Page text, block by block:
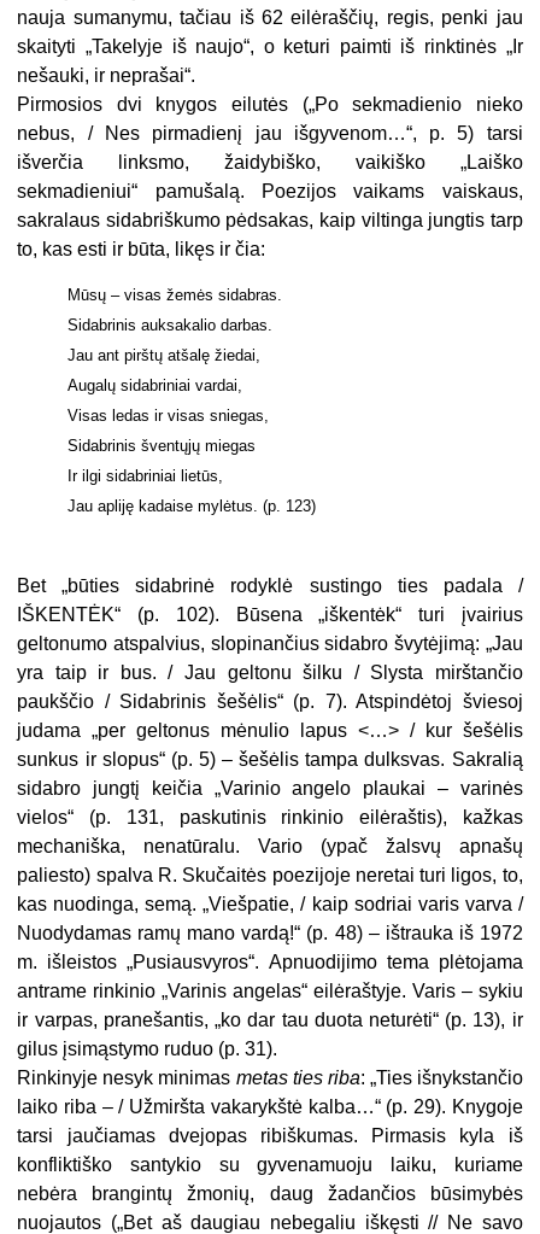
nauja sumanymu, tačiau iš 62 eilėraščių, regis, penki jau
skaityti „Takelyje iš naujo“, o keturi paimti iš rinktinės „Ir
nešauki, ir neprašai“.
Pirmosios dvi knygos eilutės („Po sekmadienio nieko
nebus, / Nes pirmadienį jau išgyvenom…“, p. 5) tarsi
išverčia linksmo, žaidybiško, vaikiško „Laiško
sekmadieniui“ pamušalą. Poezijos vaikams vaiskaus,
sakralaus sidabriškumo pėdsakas, kaip viltinga jungtis tarp
to, kas esti ir būta, likęs ir čia:
Mūsų – visas žemės sidabras.
Sidabrinis auksakalio darbas.
Jau ant pirštų atšalę žiedai,
Augalų sidabriniai vardai,
Visas ledas ir visas sniegas,
Sidabrinis šventųjų miegas
Ir ilgi sidabriniai lietūs,
Jau apliję kadaise mylėtus. (p. 123)
Bet „būties sidabrinė rodyklė sustingo ties padala /
IŠKENTĖK“ (p. 102). Būsena „iškentėk“ turi įvairius
geltonumo atspalvius, slopinančius sidabro švytėjimą: „Jau
yra taip ir bus. / Jau geltonu šilku / Slysta mirštančio
paukščio / Sidabrinis šešėlis“ (p. 7). Atspindėtoj šviesoj
judama „per geltonus mėnulio lapus <…> / kur šešėlis
sunkus ir slopus“ (p. 5) – šešėlis tampa dulksvas. Sakralią
sidabro jungtį keičia „Varinio angelo plaukai – varinės
vielos“ (p. 131, paskutinis rinkinio eilėraštis), kažkas
mechaniška, nenatūralu. Vario (ypač žalsvų apnašų
paliesto) spalva R. Skučaitės poezijoje neretai turi ligos, to,
kas nuodinga, semą. „Viešpatie, / kaip sodriai varis varva /
Nuodydamas ramų mano vardą!“ (p. 48) – ištrauka iš 1972
m. išleistos „Pusiausvyros“. Apnuodijimo tema plėtojama
antrame rinkinio „Varinis angelas“ eilėraštyje. Varis – sykiu
ir varpas, pranešantis, „ko dar tau duota neturėti“ (p. 13), ir
gilus įsimąstymo ruduo (p. 31).
Rinkinyje nesyk minimas metas ties riba: „Ties išnykstančio
laiko riba – / Užmiršta vakarykštė kalba…“ (p. 29). Knygoje
tarsi jaučiamas dvejopas ribiškumas. Pirmasis kyla iš
konfliktiško santykio su gyvenamuoju laiku, kuriame
nebėra brangintų žmonių, daug žadančios būsimybės
nuojautos („Bet aš daugiau nebegaliu iškęsti // Ne savo